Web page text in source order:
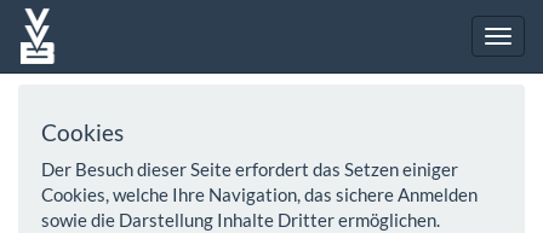
Cookies
Der Besuch dieser Seite erfordert das Setzen einiger
Cookies, welche Ihre Navigation, das sichere Anmelden
sowie die Darstellung Inhalte Dritter ermöglichen.